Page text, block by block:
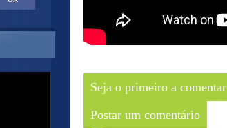
Seja o primeiro a comentar
Postar um comentário